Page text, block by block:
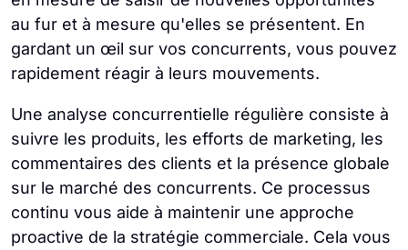
au fur et à mesure qu'elles se présentent. En
gardant un œil sur vos concurrents, vous pouvez
rapidement réagir à leurs mouvements.
Une analyse concurrentielle régulière consiste à
suivre les produits, les efforts de marketing, les
commentaires des clients et la présence globale
sur le marché des concurrents. Ce processus
continu vous aide à maintenir une approche
proactive de la stratégie commerciale. Cela vous